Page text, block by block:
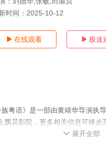
时间： 2025-10-12
 在线观看  极速
粤语》是一部由黄靖华导演执
花影院，更多相关信息可移步
 展开全部